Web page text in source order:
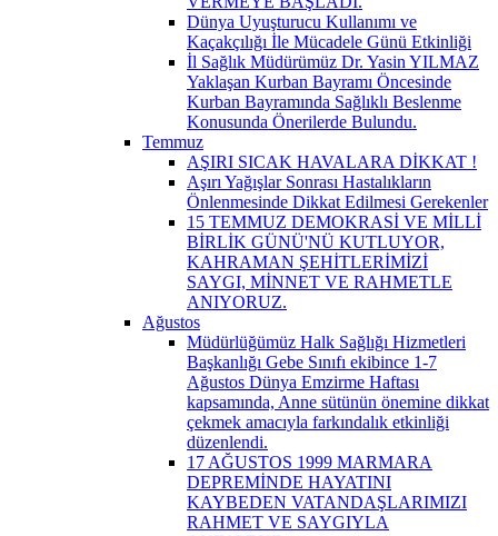
Dünya Uyuşturucu Kullanımı ve
Kaçakçılığı İle Mücadele Günü Etkinliği
İl Sağlık Müdürümüz Dr. Yasin YILMAZ
Yaklaşan Kurban Bayramı Öncesinde
Kurban Bayramında Sağlıklı Beslenme
Konusunda Önerilerde Bulundu.
Temmuz
AŞIRI SICAK HAVALARA DİKKAT !
Aşırı Yağışlar Sonrası Hastalıkların
Önlenmesinde Dikkat Edilmesi Gerekenler
15 TEMMUZ DEMOKRASİ VE MİLLİ
BİRLİK GÜNÜ'NÜ KUTLUYOR,
KAHRAMAN ŞEHİTLERİMİZİ
SAYGI, MİNNET VE RAHMETLE
ANIYORUZ.
Ağustos
Müdürlüğümüz Halk Sağlığı Hizmetleri
Başkanlığı Gebe Sınıfı ekibince 1-7
Ağustos Dünya Emzirme Haftası
kapsamında, Anne sütünün önemine dikkat
çekmek amacıyla farkındalık etkinliği
düzenlendi.
17 AĞUSTOS 1999 MARMARA
DEPREMİNDE HAYATINI
KAYBEDEN VATANDAŞLARIMIZI
RAHMET VE SAYGIYLA